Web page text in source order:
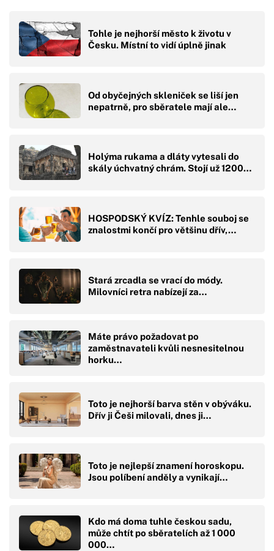
Tohle je nejhorší město k životu v
Česku. Místní to vidí úplně jinak
Od obyčejných skleniček se liší jen
nepatrně, pro sběratele mají ale…
Holýma rukama a dláty vytesali do
skály úchvatný chrám. Stojí už 1200…
HOSPODSKÝ KVÍZ: Tenhle souboj se
znalostmi končí pro většinu dřív,…
Stará zrcadla se vrací do módy.
Milovníci retra nabízejí za…
Máte právo požadovat po
zaměstnavateli kvůli nesnesitelnou
horku…
Toto je nejhorší barva stěn v obýváku.
Dřív ji Češi milovali, dnes ji…
Toto je nejlepší znamení horoskopu.
Jsou políbení anděly a vynikají…
Kdo má doma tuhle českou sadu,
může chtít po sběratelích až 1 000
000…